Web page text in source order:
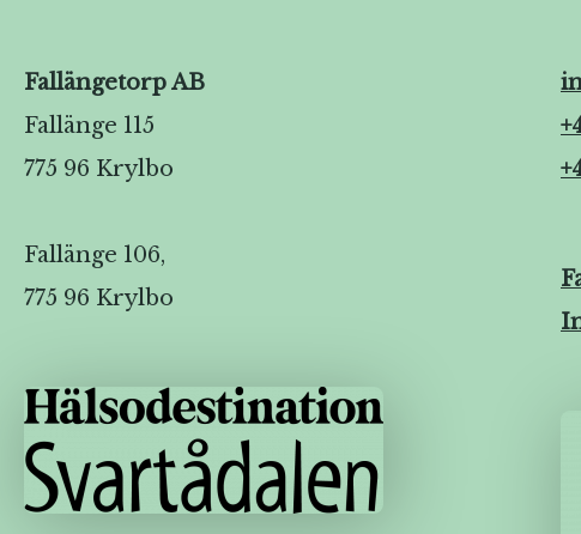
Fallängetorp AB
Fallänge 115
775 96 Krylbo
Fallänge 106,
775 96 Krylbo